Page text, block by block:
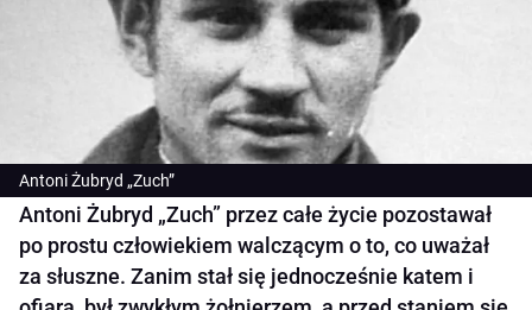
Antoni Żubryd „Zuch”
Antoni Żubryd „Zuch” przez całe życie pozostawał
po prostu człowiekiem walczącym o to, co uważał
za słuszne. Zanim stał się jednocześnie katem i